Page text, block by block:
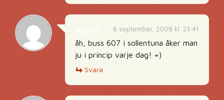
6 september, 2008 kl. 23:41
åh, buss 607 i sollentuna åker man
ju i princip varje dag! =)
Svara